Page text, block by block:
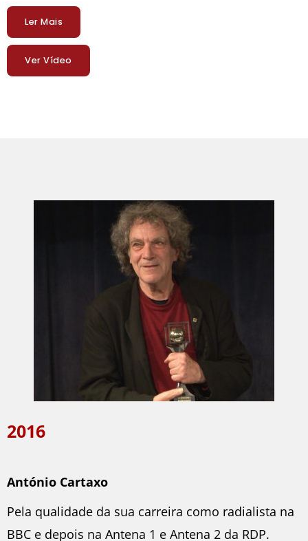
Ler Mais
Ver Vídeo
2016
António Cartaxo
Pela qualidade da sua carreira como radialista na
BBC e depois na Antena 1 e Antena 2 da RDP.